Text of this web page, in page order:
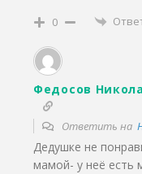
0
Федосов
Ответить на
Дедушке не
мамой- у неё есть